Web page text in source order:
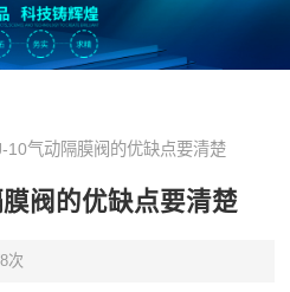
气动隔膜阀的优缺点要清楚
阀的优缺点要清楚
次